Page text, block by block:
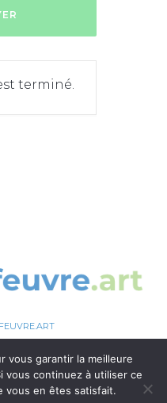
terminé.
vous garantir la meilleure
vous continuez à utiliser ce
vous en êtes satisfait.